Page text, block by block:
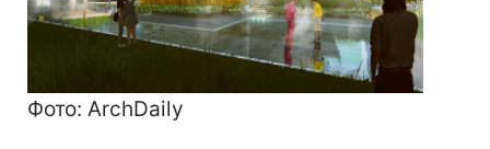
Фото: ArchDaily